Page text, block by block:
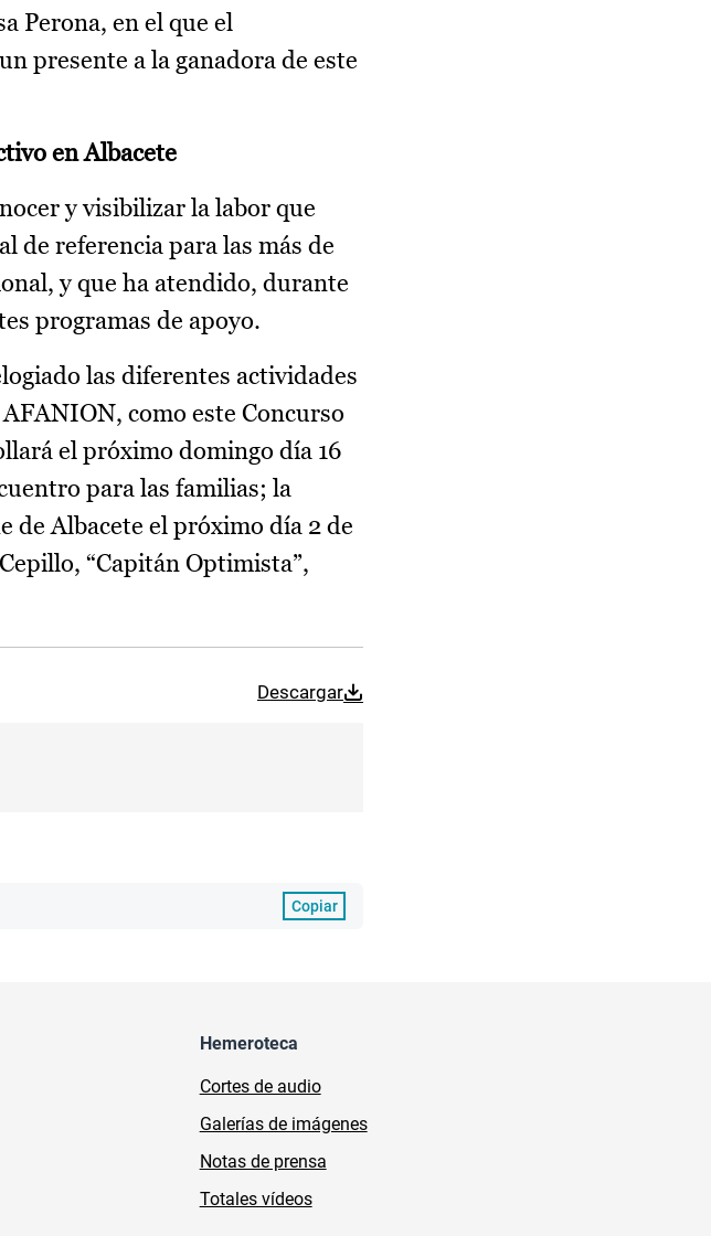
Perona, en el que el
presente a la ganadora de este
en Albacete
y visibilizar la labor que
de referencia para las más de
y que ha atendido, durante
programas de apoyo.
las diferentes actividades
como este Concurso
el próximo domingo día 16
para las familias; la
de Albacete el próximo día 2 de
“Capitán Optimista”,
Descargar
Copiar
Hemeroteca
Cortes de audio
Galerías de imágenes
Notas de prensa
Totales vídeos